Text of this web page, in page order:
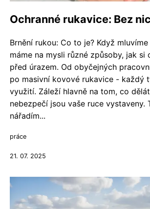
Ochranné rukavice: Bez
Brnění rukou: Co to je? Když
máme na mysli různé způsoby, jak si
před úrazem. Od obyčejných
po masivní kovové rukavice - každý
využití. Záleží hlavně na tom, co
nebezpečí jsou vaše ruce vystaveny.
nářadím...
práce
21. 07. 2025